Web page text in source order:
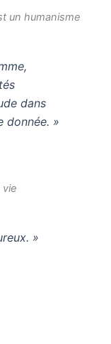
un humanisme
dans
donnée. »
vie
»